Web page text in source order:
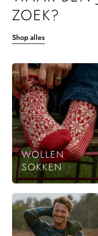
ZOEK?
Shop alles
WOLLEN
SOKKEN